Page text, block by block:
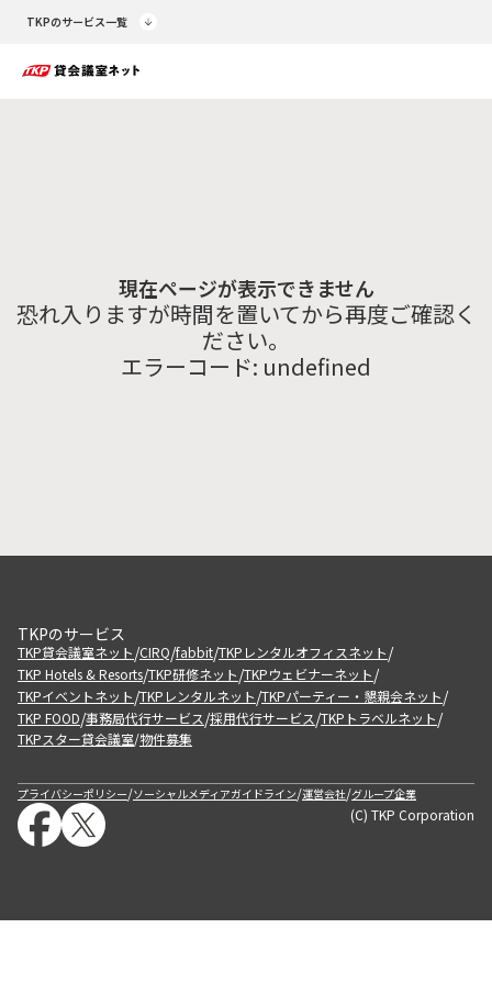
TKPのサービス一覧
現在ページが表示できません
恐れ入りますが時間を置いてから再度ご確認く
ださい。
エラーコード: undefined
TKPのサービス
TKP貸会議室ネット/CIRQ/fabbit/TKPレンタルオフィスネット/
TKP Hotels & Resorts/TKP研修ネット/TKPウェビナーネット/
TKPイベントネット/TKPレンタルネット/TKPパーティー・懇親会ネット/
TKP FOOD/事務局代行サービス/採用代行サービス/TKPトラベルネット/
TKPスター貸会議室/物件募集
プライバシーポリシー/ソーシャルメディアガイドライン/運営会社/グループ企業
(C) TKP Corporation